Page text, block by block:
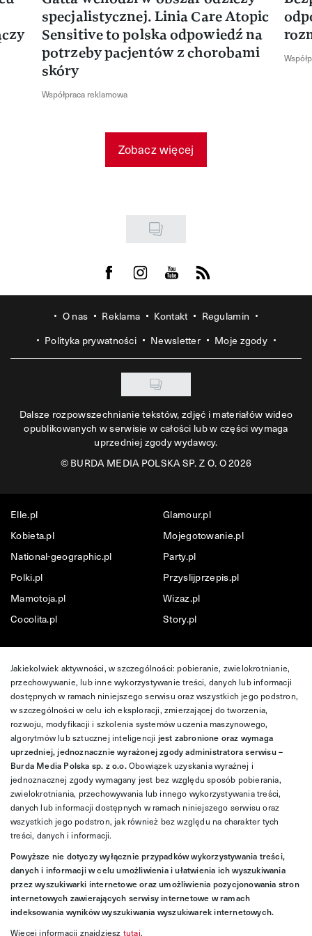
specjalistycznej. Linia Care Atopic
Sensitive to polska odpowiedź na
potrzeby pacjentów z chorobami
skóry
Współpraca reklamowa
Zobacz więcej
Visit us on Facebook
Visit us on Instagram
Visit us on Youtube
Visit us on Rss
O nas Reklama Kontakt
Regulamin
Polityka prywatności
Newsletter Moje zgody
Dalsze rozpowszechnianie tekstów, zdjęć i materiałów wideo
opublikowanych w serwisie w całości lub w części wymaga
uprzedniej zgody wydawcy.
©BURDA MEDIA POLSKA SP. Z O. O 2026
Elle.pl
Glamour.pl
Kobieta.pl
Mojegotowanie.pl
National-geographic.pl
Party.pl
Polki.pl
Przyslijprzepis.pl
Mamotoja.pl
Wizaz.pl
Cocolita.pl
Story.pl
Jakiekolwiek aktywności, w szczególności: pobieranie, zwielokrotnianie,
przechowywanie, lub inne wykorzystywanie treści, danych lub informacji
dostępnych w ramach niniejszego serwisu oraz wszystkich jego podstron,
w szczególności w celu ich eksploracji, zmierzającej do tworzenia,
rozwoju, modyfikacji i szkolenia systemów uczenia maszynowego,
algorytmów lub sztucznej inteligencji jest zabronione oraz wymaga
uprzedniej, jednoznacznie wyrażonej zgody administratora serwisu –
Burda Media Polska sp. z o.o.Obowiązek uzyskania wyraźnej i
jednoznacznej zgody wymagany jest bez względu sposób pobierania,
zwielokrotniania, przechowywania lub innego wykorzystywania treści,
danych lub informacji dostępnych w ramach niniejszego serwisu oraz
wszystkich jego podstron, jak również bez względu na charakter tych
treści, danych i informacji.
Powyższe nie dotyczy wyłącznie przypadków wykorzystywania treści,
danych i informacji w celu umożliwienia i ułatwienia ich wyszukiwania
przez wyszukiwarki internetowe oraz umożliwienia pozycjonowania stron
internetowych zawierających serwisy internetowe w ramach
indeksowania wyników wyszukiwania wyszukiwarek internetowych.
Więcej informacji znajdziesz tutaj.